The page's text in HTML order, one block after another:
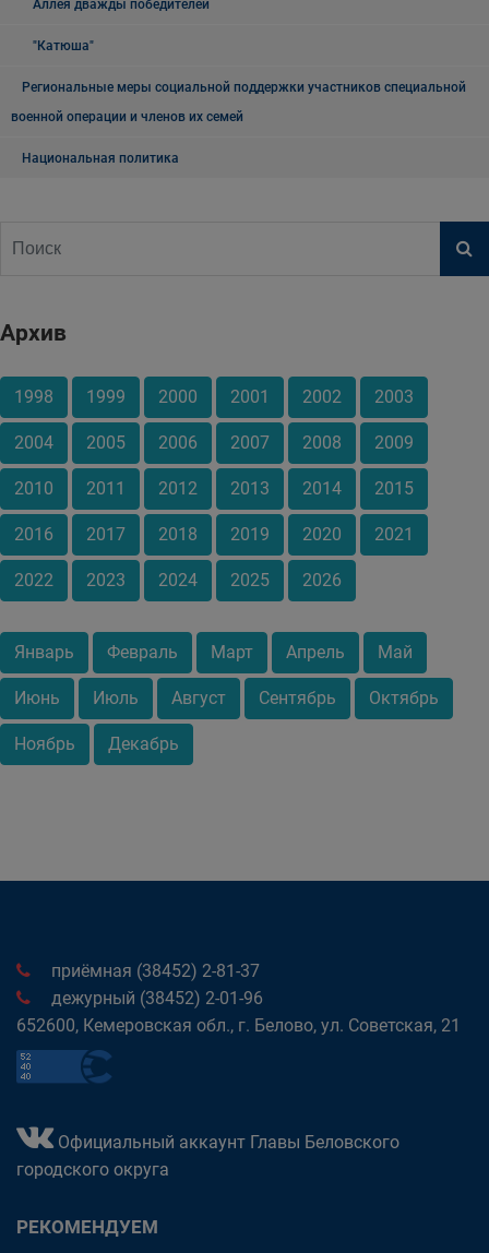
Аллея дважды победителей
"Катюша"
Региональные меры социальной поддержки участников специальной
военной операции и членов их семей
Национальная политика
Архив
1998 1999 2000 2001 2002 2003
2004 2005 2006 2007 2008 2009
2010 2011 2012 2013 2014 2015
2016 2017 2018 2019 2020 2021
2022 2023 2024 2025 2026
Январь Февраль Март Апрель Май
Июнь Июль Август Сентябрь Октябрь
Ноябрь Декабрь
приёмная (38452) 2-81-37
дежурный (38452) 2-01-96
652600, Кемеровская обл., г. Белово, ул. Советская, 21
Официальный аккаунт Главы Беловского
городского округа
РЕКОМЕНДУЕМ